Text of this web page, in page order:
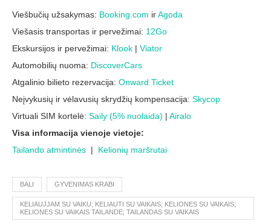
Viešbučių užsakymas: Booking.com irAgoda
Viešasis transportas ir pervežimai: 12Go
Ekskursijos ir pervežimai: Klook | Viator
Automobilių nuoma: DiscoverCars
Atgalinio bilieto rezervacija: Onward Ticket
Neįvykusių ir vėlavusių skrydžių kompensacija: Skycop
Virtuali SIM kortelė: Saily (5% nuolaida) | Airalo
Visa informacija vienoje vietoje:
Tailando atmintinės | Kelionių maršrutai
BALI GYVENIMAS KRABI
KELIAUJJAM SU VAIKU; KELIAUTI SU VAIKAIS; KELIONES SU VAIKAIS;
KELIONES SU VAIKAIS TAILANDE; TAILANDAS SU VAIKAIS